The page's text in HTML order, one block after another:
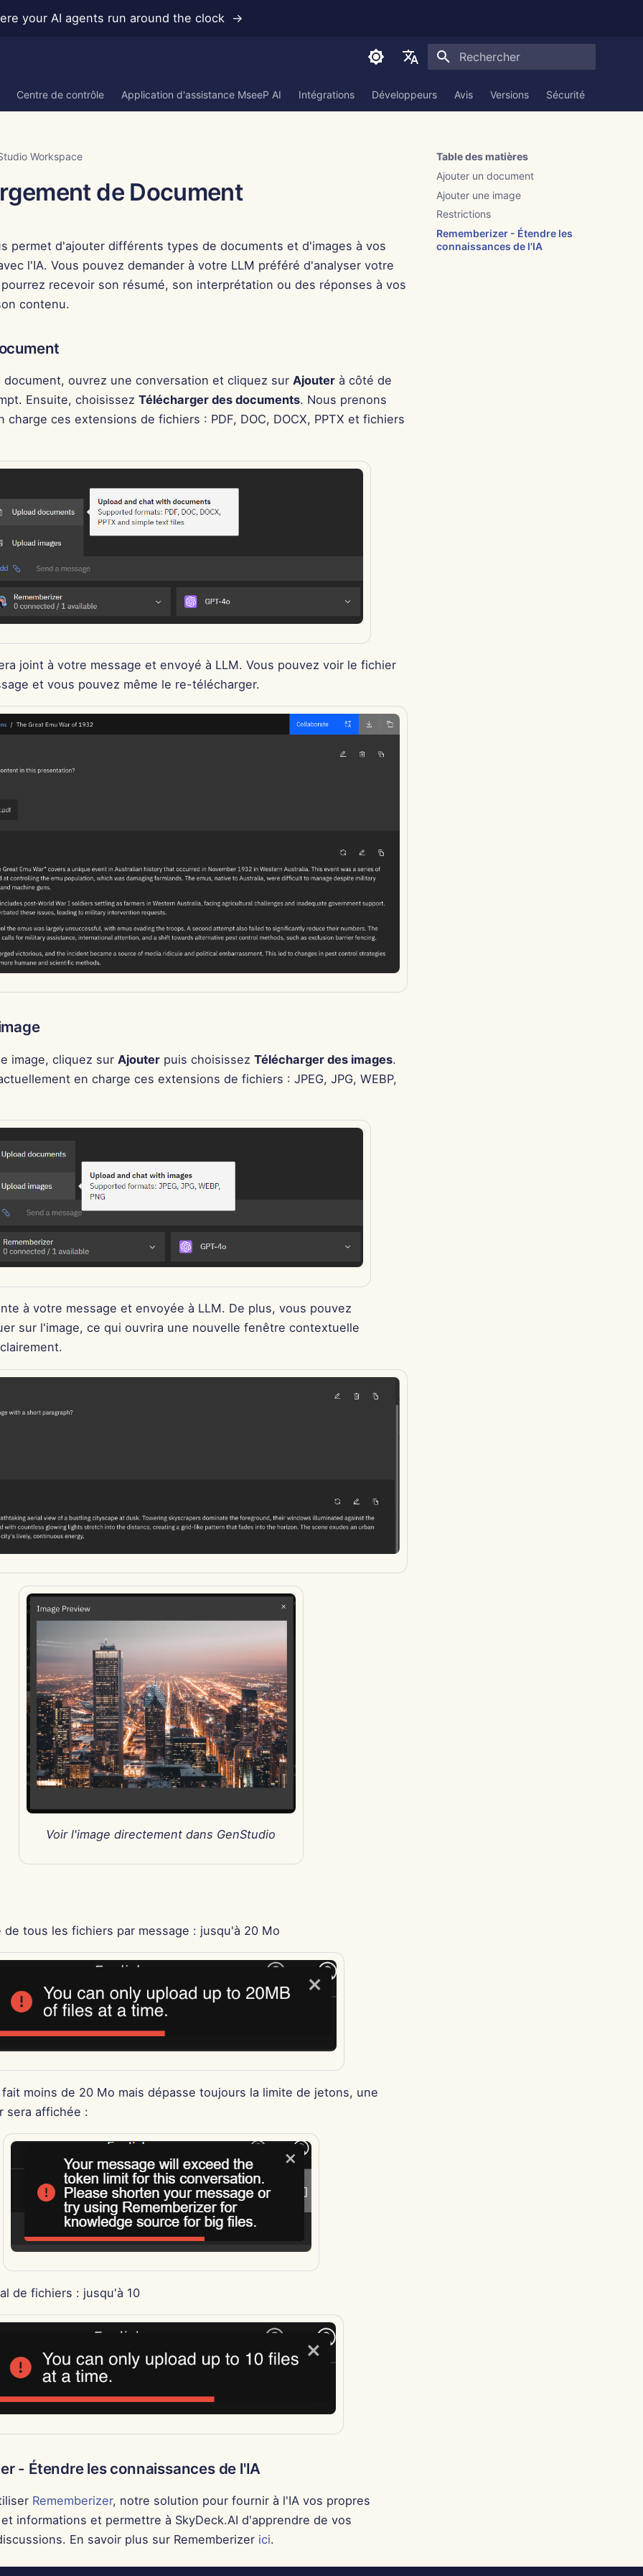
your AI agents run around the clock →
English
Italiano
日本語
简体中文
繁體中文
Centre de contrôle Application d'assistance MseeP AI Intégrations Développeurs Avis Versions Sécurité
Table des matières
Ajouter un document
Ajouter une image
Restrictions
Rememberizer - Étendre les
connaissances de l'IA
Workspace
de Document
permet d'ajouter différents types de documents et d'images à vos
l'IA. Vous pouvez demander à votre LLM préféré d'analyser votre
recevoir son résumé, son interprétation ou des réponses à vos
contenu.
document, ouvrez une conversation et cliquez sur Ajouter à côté de
Ensuite, choisissez Télécharger des documents. Nous prenons
charge ces extensions de fichiers : PDF, DOC, DOCX, PPTX et fichiers
joint à votre message et envoyé à LLM. Vous pouvez voir le fichier
et vous pouvez même le re-télécharger.
image, cliquez sur Ajouter puis choisissez Télécharger des images.
en charge ces extensions de fichiers : JPEG, JPG, WEBP,
à votre message et envoyée à LLM. De plus, vous pouvez
sur l'image, ce qui ouvrira une nouvelle fenêtre contextuelle
Voir l'image directement dans GenStudio
de tous les fichiers par message : jusqu'à 20 Mo
moins de 20 Mo mais dépasse toujours la limite de jetons, une
sera affichée :
de fichiers : jusqu'à 10
- Étendre les connaissances de l'IA
Rememberizer, notre solution pour fournir à l'IA vos propres
informations et permettre à SkyDeck.AI d'apprendre de vos
En savoir plus sur Rememberizer ici.